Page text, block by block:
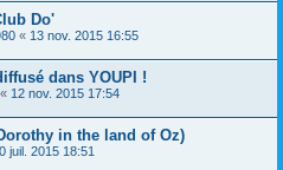
Do'
« 13 nov. 2015 16:55
dans YOUPI !
« 12 nov. 2015 17:54
in the land of Oz)
juil. 2015 18:51